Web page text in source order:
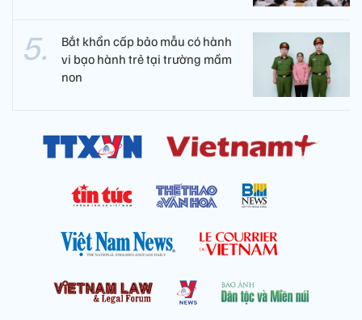
Bắt khẩn cấp bảo mẫu có hành
vi bạo hành trẻ tại trường mầm
non